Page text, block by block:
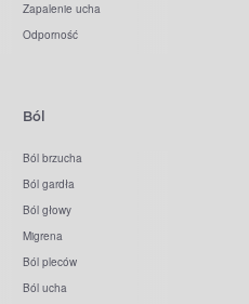
Zapalenie ucha
Odporność
Ból
Ból brzucha
Ból gardła
Ból głowy
Migrena
Ból pleców
Ból ucha